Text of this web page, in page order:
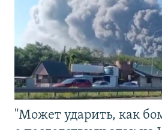
"Может ударить, как